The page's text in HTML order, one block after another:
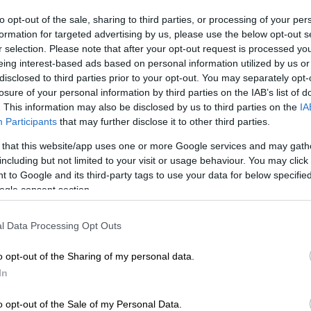
opt-out of the sale, sharing to third parties, or processing of your
for targeted advertising by us, please use the below opt-out
selection. Please note that after your opt-out request is processed
interest-based ads based on personal information utilized by us
to third parties prior to your opt-out. You may separately
of your personal information by third parties on the IAB’s list of
This information may also be disclosed by us to third parties on the
Participants that may further disclose it to other third parties.
that this website/app uses one or more Google services and may
but not limited to your visit or usage behaviour. You may
to Google and its third-party tags to use your data for below
consent section.
Data Processing Opt Outs
opt-out of the Sharing of my personal data.
opt-out of the Sale of my Personal Data.
στην εκτέλεση των ραντεβού
ότι «λόγω του ότι στην κακοκαιρία
είχανε προγραμματίσει το ραντεβού
δίνεται παράταση ως προς την ισχύ του
έως και την 7η Φεβρουαρίου».
ζητούν δικαίωση – Η αλήθεια
ΗΠΑ
Καλαβρύτων: Τρεις αγνοούμενοι
διάσωσης